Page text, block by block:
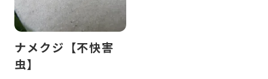
ナメクジ【不快害
虫】